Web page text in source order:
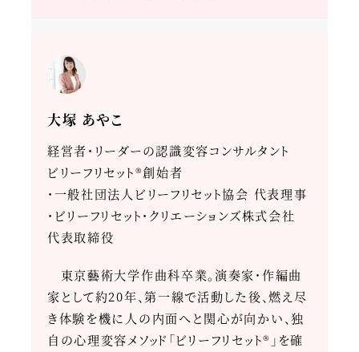
大塚 あやこ
経営者・リーダーの認識変容コンサルタント
ビリーフリセット®創始者
・一般社団法人ビリーフリセット協会 代表理事
・ビリーフリセット・クリエーションズ株式会社
代表取締役
東京藝術大学作曲科卒業。演奏家・作編曲
家として約20年、第一線で活動した後、燃え尽
き体験を機に人の内面へと関心が向かい、独
自の心理変容メソッド「ビリーフリセット®」を確